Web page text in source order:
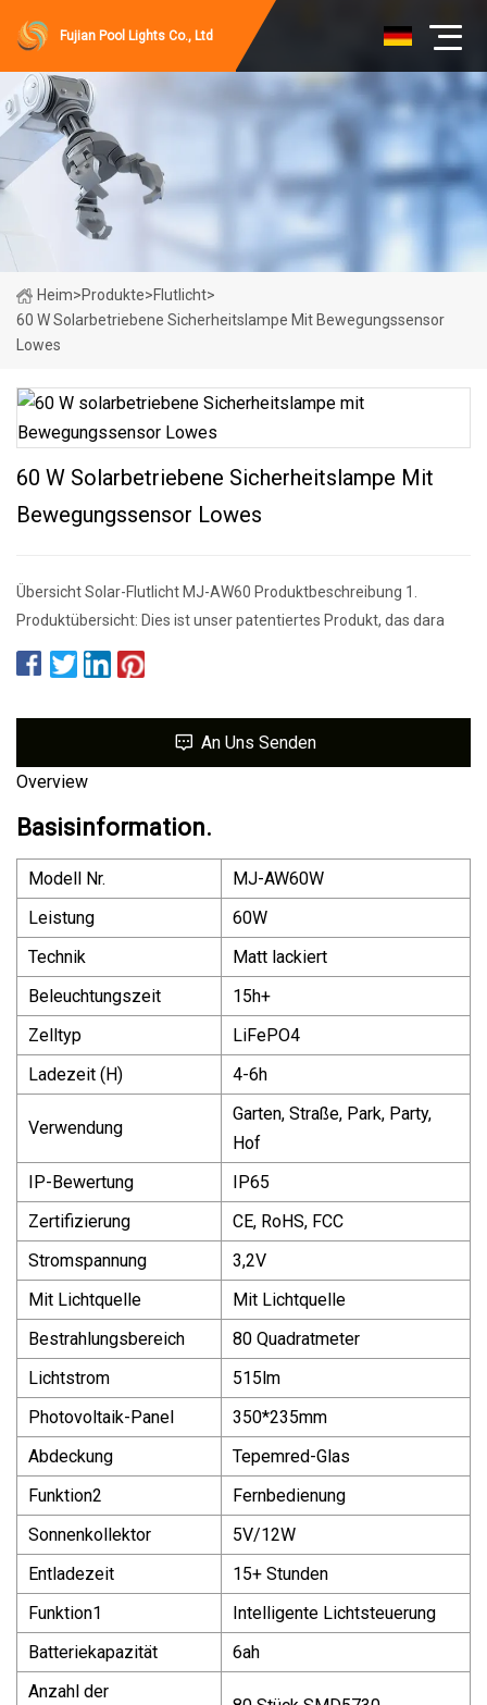
Fujian Pool Lights Co., Ltd
Heim>Produkte>Flutlicht>
60 W Solarbetriebene Sicherheitslampe Mit Bewegungssensor
Lowes
60 W Solarbetriebene Sicherheitslampe Mit
Bewegungssensor Lowes
Übersicht Solar-Flutlicht MJ-AW60 Produktbeschreibung 1.
Produktübersicht: Dies ist unser patentiertes Produkt, das dara
An Uns Senden
Overview
Basisinformation.
Modell Nr.
MJ-AW60W
Leistung
60W
Technik
Matt lackiert
Beleuchtungszeit
15h+
Zelltyp
LiFePO4
Ladezeit (H)
4-6h
Verwendung
Garten, Straße, Park, Party,
Hof
IP-Bewertung
IP65
Zertifizierung
CE, RoHS, FCC
Stromspannung
3,2V
Mit Lichtquelle
Mit Lichtquelle
Bestrahlungsbereich
80 Quadratmeter
Lichtstrom
515lm
Photovoltaik-Panel
350*235mm
Abdeckung
Tepemred-Glas
Funktion2
Fernbedienung
Sonnenkollektor
5V/12W
Entladezeit
15+ Stunden
Funktion1
Intelligente Lichtsteuerung
Batteriekapazität
6ah
Anzahl der